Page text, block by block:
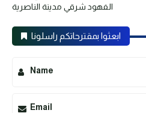
الفهود شرقي مدينة الناصرية
ابعثوا بمقترحاتكم راسلونا
Name
Email